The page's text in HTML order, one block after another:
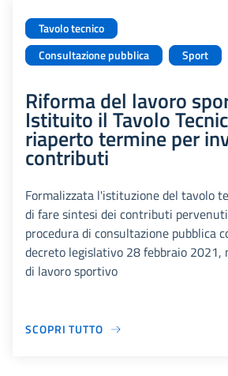
Tavolo tecnico
Consultazione pubblica
Sport
Riforma del lavoro
Istituito il Tavolo
riaperto termine per
contributi
Formalizzata l'istituzione del tavolo
di fare sintesi dei contributi
procedura di consultazione pubblica
decreto legislativo 28 febbraio 2021,
di lavoro sportivo
SCOPRI TUTTO